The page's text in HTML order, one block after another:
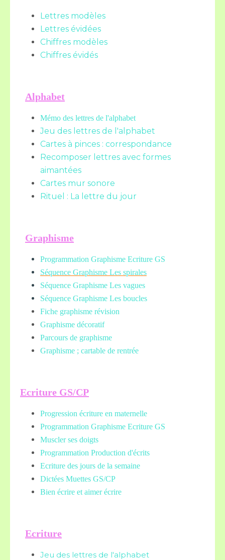
Lettres modèles
Lettres évidées
Chiffres modèles
Chiffres évidés
Alphabet
Mémo des lettres de l'alphabet
Jeu des lettres de l'alphabet
Cartes à pinces : correspondance
Recomposer lettres avec formes
aimantées
Cartes mur sonore
Rituel : La lettre du jour
Graphisme
Programmation Graphisme Ecriture GS
Séquence Graphisme Les spirales
Séquence Graphisme Les vagues
Séquence Graphisme Les boucles
Fiche graphisme révision
Graphisme décoratif
Parcours de graphisme
Graphisme ; cartable de rentrée
Ecriture GS/CP
Progression écriture en maternelle
Programmation Graphisme Ecriture GS
Muscler ses doigts
Programmation Production d'écrits
Ecriture des jours de la semaine
Dictées Muettes GS/CP
Bien écrire et aimer écrire
Ecriture
Jeu des lettres de l'alphabet